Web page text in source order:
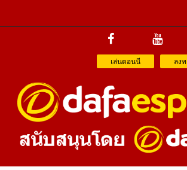
เล่นตอนนี ลง